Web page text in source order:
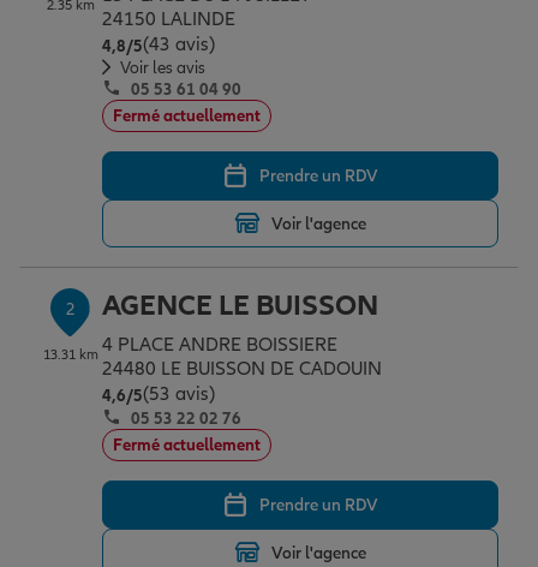
Assurance emprunteur
Prévoyance et dépendance
Assurance animal de compagnie
Protection de la famille
Protection juridique
Épargne & retraite
Plan épargne retraite
Assurance vie
Placements financiers
Investissements immobiliers
Transmission
Vos projets
Partir en vacances
Déménager
Changer de voiture
Départ à la retraite
Préparer l’avenir
Conseil assurance
Outre-mer
Assurance auto
Assurance habitation
Le Pack Famille
Professionnels
Allianz en France
2.35 km
24150 LALINDE
4,8/5Note de 4.8 sur 5
(43 avis)
Voir les avis
05 53 61 04 90
Fermé actuellement
Prendre un RDV
Voir l'agence
2
13.31 km
AGENCE LE BUISSON
4 PLACE ANDRE BOISSIERE
24480 LE BUISSON DE CADOUIN
4,6/5Note de 4.6 sur 5
(53 avis)
05 53 22 02 76
Fermé actuellement
Prendre un RDV
Voir l'agence